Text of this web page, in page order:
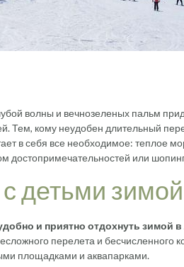
волны и вечнозеленых пальм
Тем, кому неудобен длительный
в себя все необходимое: теплое
достопримечательностей или
детьми зимой
и приятно отдохнуть зимой
перелета и бесчисленного
площадками и аквапарками.